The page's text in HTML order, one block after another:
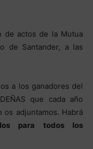
de actos de la Mutua
de Santander, a las
a los ganadores del
que cada año
os adjuntamos. Habrá
para todos los